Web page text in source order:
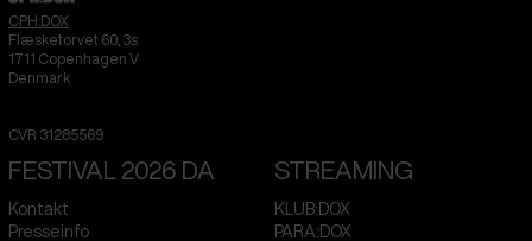
CPH:DOX
Flæsketorvet 60, 3s
1711 Copenhagen V
Denmark
CVR 31285569
FESTIVAL 2026 DA
Kontakt
Presseinfo
STREAMING
KLUB:DOX
PARA:DOX